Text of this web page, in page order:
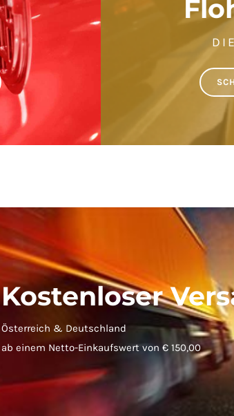
Kostenloser
Österreich & Deutschland
ab einem Netto-Einkaufswert von € 150,00